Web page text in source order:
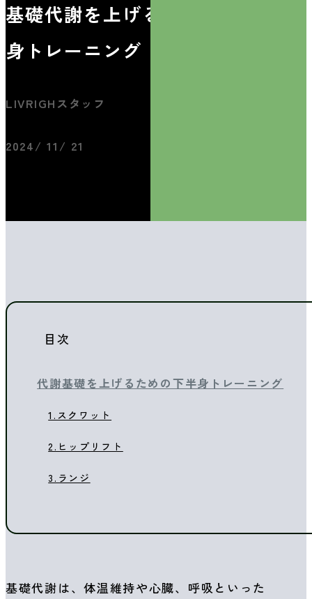
基礎代謝を上げるための下半
身トレーニング
LIVRIGHスタッフ
2024/ 11/ 21
目次
代謝基礎を上げるための下半身トレーニング
1.スクワット
2.ヒップリフト
3.ランジ
基礎代謝は、体温維持や心臓、呼吸といった